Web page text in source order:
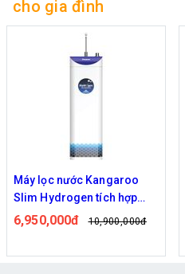
cho gia đình
Máy Lọc Nước Kangaroo
KG100HU 5 lõi
4,900,000đ 6,900,000đ